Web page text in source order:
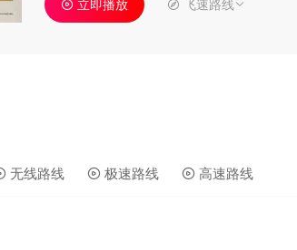
立即播放 飞速路线
无线路线 极速路线 高速路线